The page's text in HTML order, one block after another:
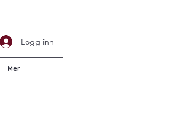
Logg inn
Mer